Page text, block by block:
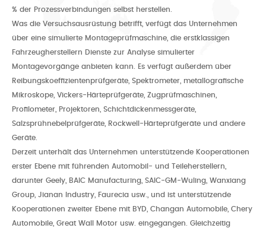
% der Prozessverbindungen selbst herstellen.
Was die Versuchsausrüstung betrifft, verfügt das Unternehmen
über eine simulierte Montageprüfmaschine, die erstklassigen
Fahrzeugherstellern Dienste zur Analyse simulierter
Montagevorgänge anbieten kann. Es verfügt außerdem über
Reibungskoeffizientenprüfgeräte, Spektrometer, metallografische
Mikroskope, Vickers-Härteprüfgeräte, Zugprüfmaschinen,
Profilometer, Projektoren, Schichtdickenmessgeräte,
Salzsprühnebelprüfgeräte, Rockwell-Härteprüfgeräte und andere
Geräte.
Derzeit unterhält das Unternehmen unterstützende Kooperationen
erster Ebene mit führenden Automobil- und Teileherstellern,
darunter Geely, BAIC Manufacturing, SAIC-GM-Wuling, Wanxiang
Group, Jianan Industry, Faurecia usw., und ist unterstützende
Kooperationen zweiter Ebene mit BYD, Changan Automobile, Chery
Automobile, Great Wall Motor usw. eingegangen. Gleichzeitig